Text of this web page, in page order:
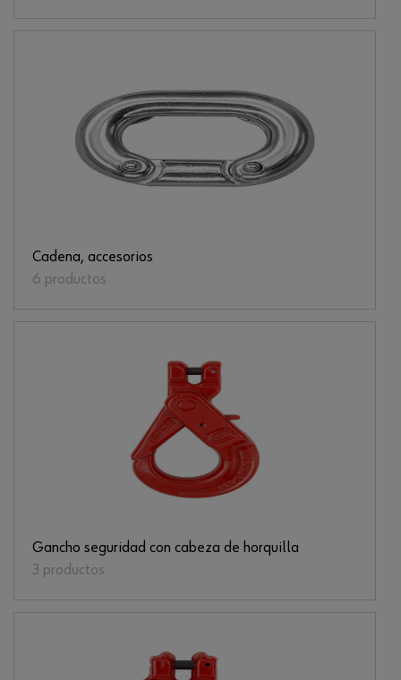
Cadena, accesorios
6 productos
Gancho seguridad con cabeza de horquilla
3 productos